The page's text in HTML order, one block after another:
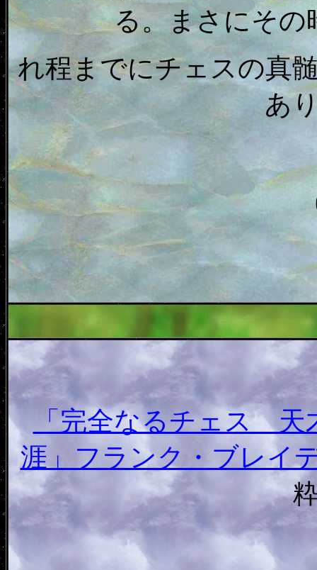
る。まさにその
れ程までにチェスの真
あ
「完全なるチェス 天
涯」フランク・ブレイ